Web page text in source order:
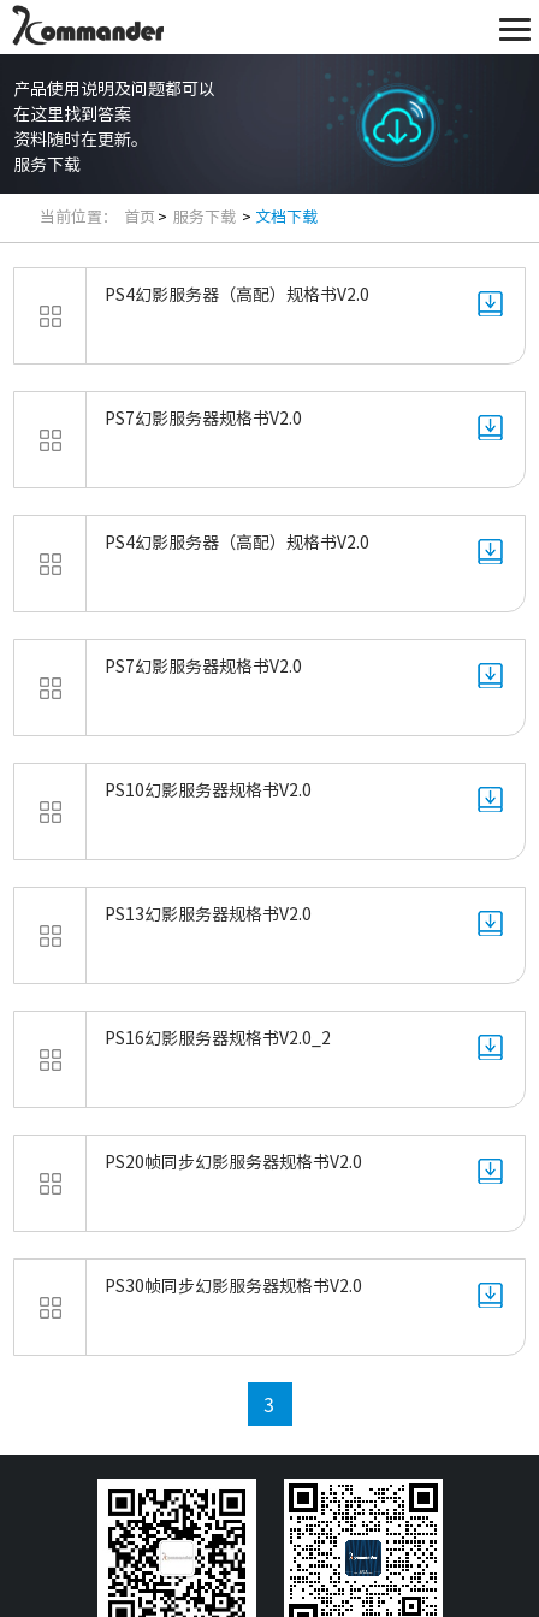
产品使用说明及问题都可以
在这里找到答案
资料随时在更新。
服务下载
当前位置： 首页 > 服务下载 > 文档下载
PS4幻影服务器（高配）规格书V2.0
PS7幻影服务器规格书V2.0
PS4幻影服务器（高配）规格书V2.0
PS7幻影服务器规格书V2.0
PS10幻影服务器规格书V2.0
PS13幻影服务器规格书V2.0
PS16幻影服务器规格书V2.0_2
PS20帧同步幻影服务器规格书V2.0
PS30帧同步幻影服务器规格书V2.0
3